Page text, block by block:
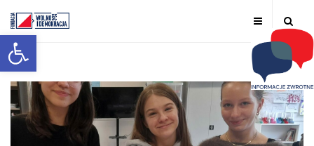
Otwórz pasek narzędzi